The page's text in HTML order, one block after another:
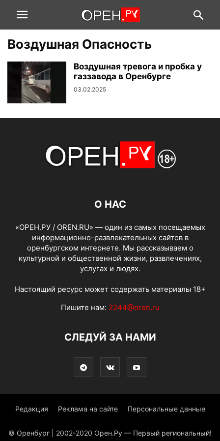
Воздушная Опасность
Воздушная тревога и пробка у
газзавода в Оренбурге
03.02.2025
О НАС
«ОРЕН.РУ / OREN.RU» — один из самых посещаемых
информационно-развлекательных сайтов в
оренбургском интернете. Мы рассказываем о
культурной и общественной жизни, развлечениях,
услугах и людях.
Настоящий ресурс может содержать материалы 18+
Пишите нам: 2244@oren.ru
СЛЕДУЙ ЗА НАМИ
Редакция Реклама на сайте Персональные данные
© Оренбург | 2002-2020 Орен.Ру — Первый региональный!